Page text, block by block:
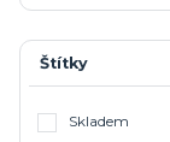
Štítky
Skladem